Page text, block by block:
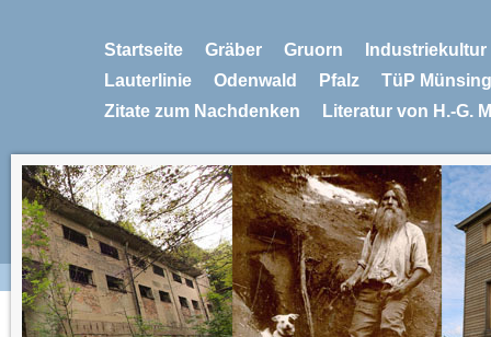
Startseite Gräber Gruorn
Industriekultur
Lauterlinie
Odenwald Pfalz
TüP
Zitate zum Nachdenken
Literatur von H.-G.